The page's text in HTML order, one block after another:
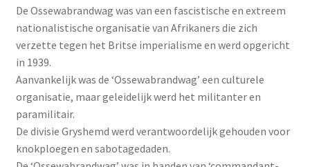
De Ossewabrandwag was van een fascistische en extreem
nationalistische organisatie van Afrikaners die zich
verzette tegen het Britse imperialisme en werd opgericht
in 1939.
Aanvankelijk was de ‘Ossewabrandwag’ een culturele
organisatie, maar geleidelijk werd het militanter en
paramilitair.
De divisie Gryshemd werd verantwoordelijk gehouden voor
knokploegen en sabotagedaden.